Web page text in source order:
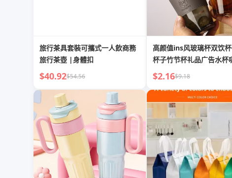
旅行茶具套裝可攜式一人飲商務
旅行茶壺 |身體扣
$40.92$54.56
高颜值ins风玻璃杯双饮
杯子竹节杯礼品广告水杯
子
$2.16$9.18